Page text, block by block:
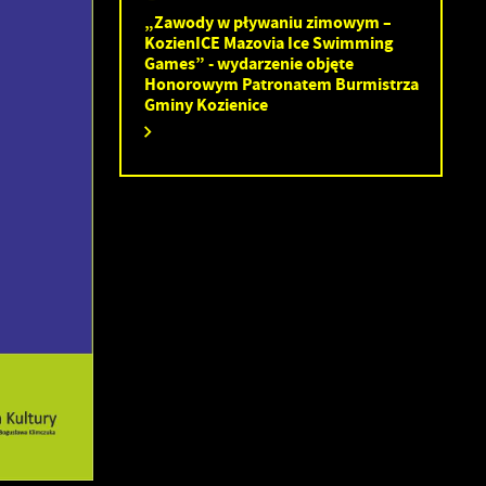
„Zawody w pływaniu zimowym –
KozienICE Mazovia Ice Swimming
Games” - wydarzenie objęte
Honorowym Patronatem Burmistrza
Gminy Kozienice